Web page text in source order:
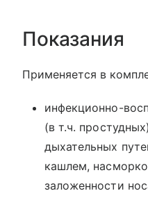
Показания
Применяется в
инфекционно-
(в т.ч.
дыхательных
кашлем,
заложенности